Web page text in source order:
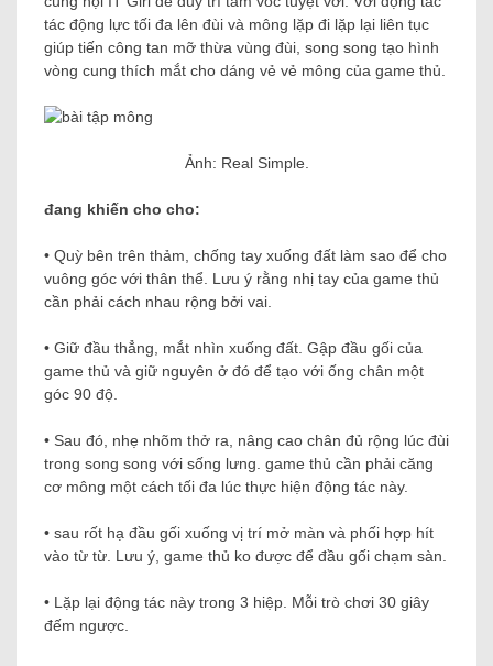
tác động lực tối đa lên đùi và mông lặp đi lặp lại liên tục
giúp tiến công tan mỡ thừa vùng đùi, song song tạo hình
vòng cung thích mắt cho dáng vẻ vẻ mông của game thủ.
Ảnh: Real Simple.
đang khiến cho cho:
• Quỳ bên trên thảm, chống tay xuống đất làm sao để cho
vuông góc với thân thể. Lưu ý rằng nhị tay của game thủ
cần phải cách nhau rộng bởi vai.
• Giữ đầu thẳng, mắt nhìn xuống đất. Gập đầu gối của
game thủ và giữ nguyên ở đó để tạo với ống chân một
góc 90 độ.
• Sau đó, nhẹ nhõm thở ra, nâng cao chân đủ rộng lúc đùi
trong song song với sống lưng. game thủ cần phải căng
cơ mông một cách tối đa lúc thực hiện động tác này.
• sau rốt hạ đầu gối xuống vị trí mở màn và phối hợp hít
vào từ từ. Lưu ý, game thủ ko được để đầu gối chạm sàn.
• Lặp lại động tác này trong 3 hiệp. Mỗi trò chơi 30 giây
đếm ngược.